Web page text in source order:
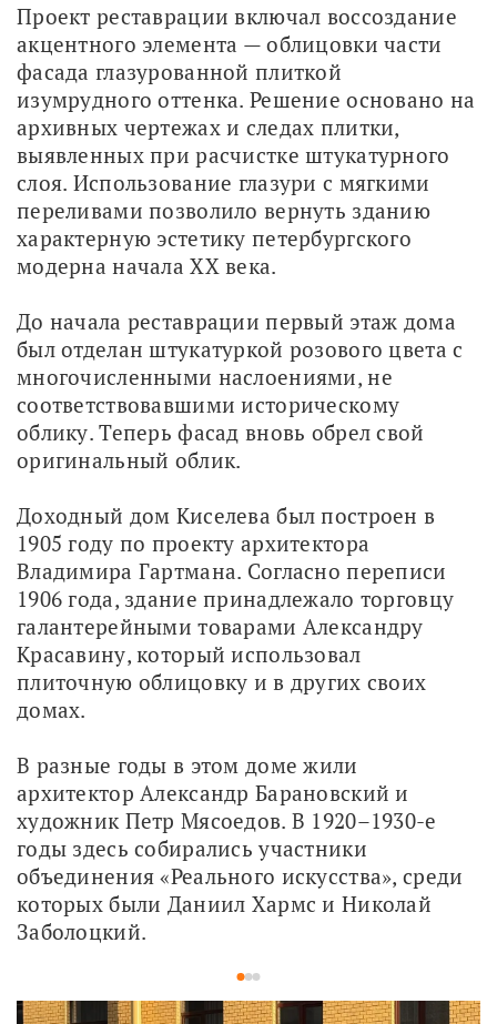
Проект реставрации включал воссоздание
акцентного элемента — облицовки части
фасада глазурованной плиткой
изумрудного оттенка. Решение основано на
архивных чертежах и следах плитки,
выявленных при расчистке штукатурного
слоя. Использование глазури с мягкими
переливами позволило вернуть зданию
характерную эстетику петербургского
модерна начала XX века.
До начала реставрации первый этаж дома
был отделан штукатуркой розового цвета с
многочисленными наслоениями, не
соответствовавшими историческому
облику. Теперь фасад вновь обрел свой
оригинальный облик.
Доходный дом Киселева был построен в
1905 году по проекту архитектора
Владимира Гартмана. Согласно переписи
1906 года, здание принадлежало торговцу
галантерейными товарами Александру
Красавину, который использовал
плиточную облицовку и в других своих
домах.
В разные годы в этом доме жили
архитектор Александр Барановский и
художник Петр Мясоедов. В 1920–1930-е
годы здесь собирались участники
объединения «Реального искусства», среди
которых были Даниил Хармс и Николай
Заболоцкий.
123